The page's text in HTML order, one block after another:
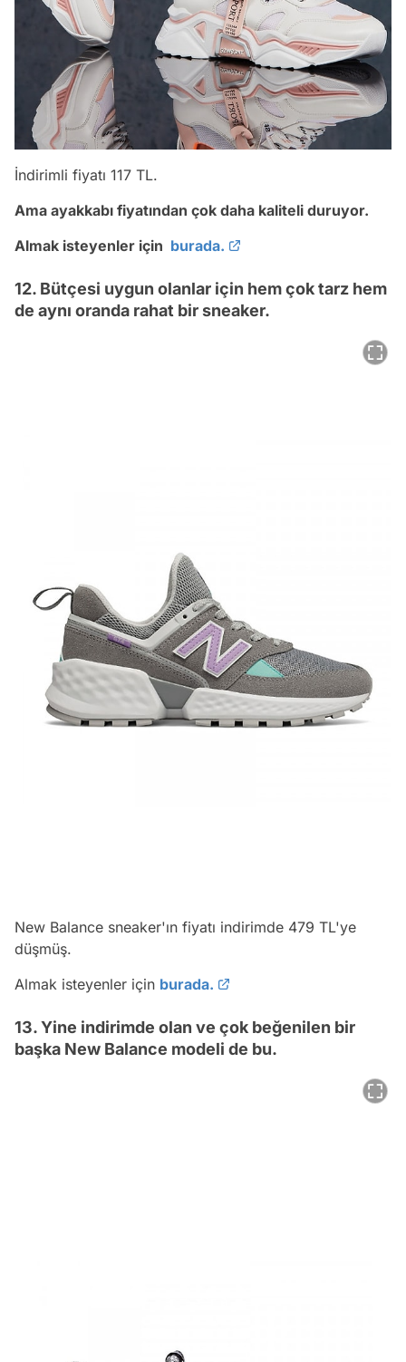
İndirimli fiyatı 117 TL.
Ama ayakkabı fiyatından çok daha kaliteli duruyor.
Almak isteyenler için burada.
12. Bütçesi uygun olanlar için hem çok tarz hem
de aynı oranda rahat bir sneaker.
New Balance sneaker'ın fiyatı indirimde 479 TL'ye
düşmüş.
Almak isteyenler için burada.
13. Yine indirimde olan ve çok beğenilen bir
başka New Balance modeli de bu.